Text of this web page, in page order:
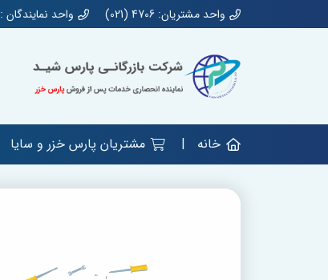
واحد مشتریان: 4706 (021) واحد نمایندگان : 44905683 (021)
خانه مشتریان پارس خزر و سایا